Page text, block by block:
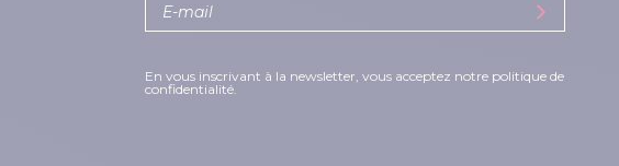
En vous inscrivant à la newsletter, vous acceptez notre politique de
confidentialité.